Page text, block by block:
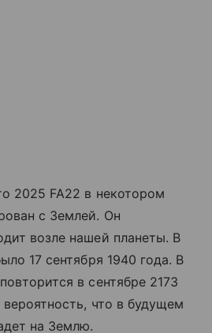
2025 FA22 в некотором
с Землей. Он
возле нашей планеты. В
17 сентября 1940 года. В
в сентябре 2173
что в будущем
на Землю.